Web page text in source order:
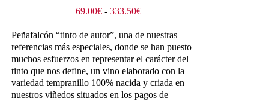
69.00€ - 333.50€Rango
precios:
desde
69.00€
hasta
333.50€
Peñafalcón “tinto de autor”, una de nuestras
referencias más especiales, donde se han puesto
muchos esfuerzos en representar el carácter del
tinto que nos define, un vino elaborado con la
variedad tempranillo 100% nacida y criada en
nuestros viñedos situados en los pagos de